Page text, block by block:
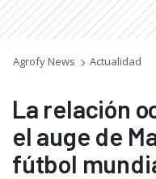
Agrofy News Actualidad
La relación
el auge de
fútbol